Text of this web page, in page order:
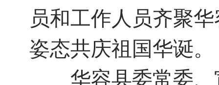
员和工作人员齐聚
姿态共庆祖国华诞。
华容县委常委、